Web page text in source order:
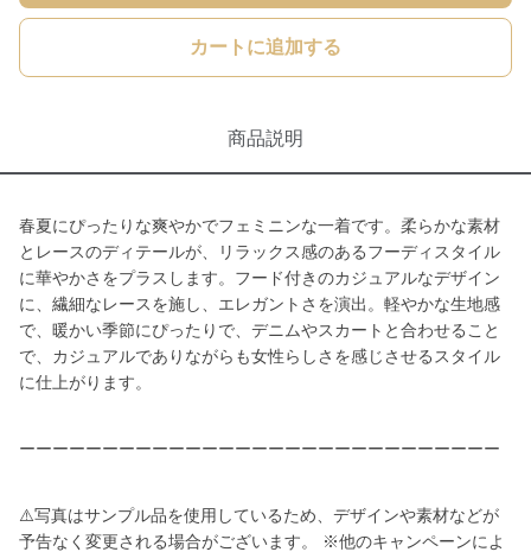
カートに追加する
商品説明
春夏にぴったりな爽やかでフェミニンな一着です。柔らかな素材
とレースのディテールが、リラックス感のあるフーディスタイル
に華やかさをプラスします。フード付きのカジュアルなデザイン
に、繊細なレースを施し、エレガントさを演出。軽やかな生地感
で、暖かい季節にぴったりで、デニムやスカートと合わせること
で、カジュアルでありながらも女性らしさを感じさせるスタイル
に仕上がります。
ーーーーーーーーーーーーーーーーーーーーーーーーーーーーー
⚠️写真はサンプル品を使用しているため、デザインや素材などが
予告なく変更される場合がございます。 ※他のキャンペーンによ